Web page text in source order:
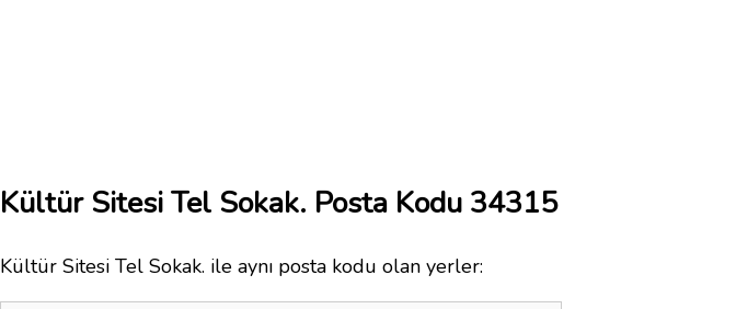
Kültür Sitesi Tel Sokak. Posta Kodu 34315
Kültür Sitesi Tel Sokak. ile aynı posta kodu olan yerler: